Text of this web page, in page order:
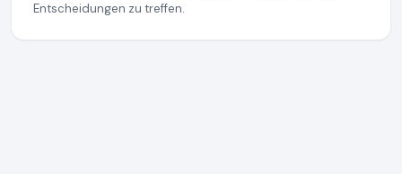
Entscheidungen zu treffen.